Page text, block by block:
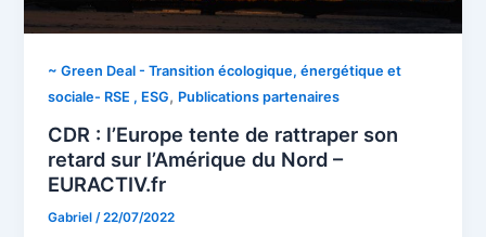
~ Green Deal - Transition écologique, énergétique et
sociale- RSE , ESG, Publications partenaires
CDR : l’Europe tente de rattraper son
retard sur l’Amérique du Nord –
EURACTIV.fr
Gabriel /22/07/2022